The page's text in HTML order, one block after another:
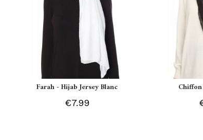
Farah - Hijab Jersey Blanc
€7.99